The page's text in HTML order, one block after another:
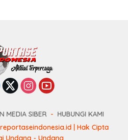
MEDIA SIBER
HUBUNGI KAMI
| Hak Cipta
Undang - Undang